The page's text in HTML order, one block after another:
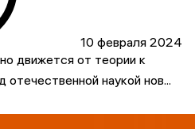
10 февраля 2024
движется от теории к
наукой нов...